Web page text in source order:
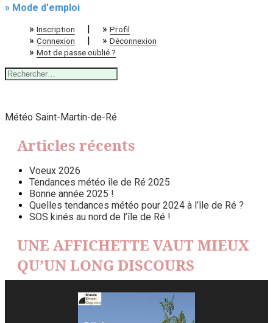
» Mode d'emploi
» Inscription | » Profil
» Connexion | » Déconnexion
» Mot de passe oublié ?
Rechercher :
Météo Saint-Martin-de-Ré
Articles récents
Voeux 2026
Tendances météo île de Ré 2025
Bonne année 2025 !
Quelles tendances météo pour 2024 à l’île de Ré ?
SOS kinés au nord de l’île de Ré !
UNE AFFICHETTE VAUT MIEUX
QU’UN LONG DISCOURS